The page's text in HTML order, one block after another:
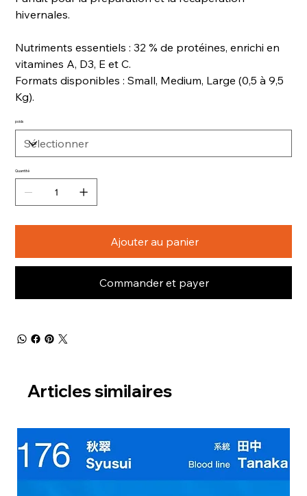
hivernales.
Nutriments essentiels : 32 % de protéines, enrichi en
vitamines A, D3, E et C.
Formats disponibles : Small, Medium, Large (0,5 à 9,5
Kg).
poids
Quantité
Ajouter au panier
Commander et payer
Articles similaires